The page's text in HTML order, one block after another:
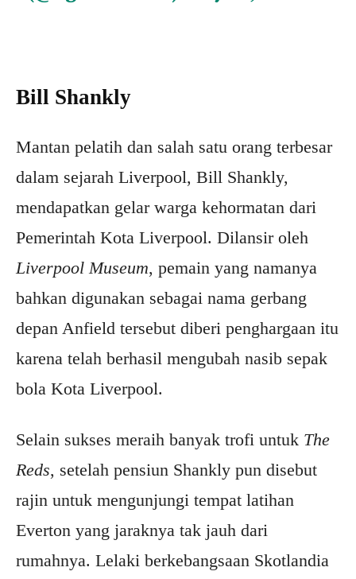
Bill Shankly
Mantan pelatih dan salah satu orang terbesar
dalam sejarah Liverpool, Bill Shankly,
mendapatkan gelar warga kehormatan dari
Pemerintah Kota Liverpool. Dilansir oleh
Liverpool Museum, pemain yang namanya
bahkan digunakan sebagai nama gerbang
depan Anfield tersebut diberi penghargaan itu
karena telah berhasil mengubah nasib sepak
bola Kota Liverpool.
Selain sukses meraih banyak trofi untuk The
Reds, setelah pensiun Shankly pun disebut
rajin untuk mengunjungi tempat latihan
Everton yang jaraknya tak jauh dari
rumahnya. Lelaki berkebangsaan Skotlandia